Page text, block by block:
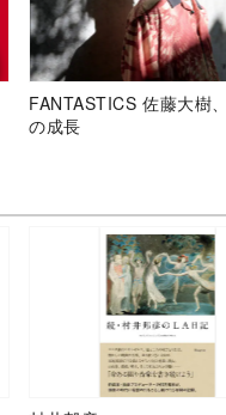
FANTASTICS 佐藤大樹
の成長